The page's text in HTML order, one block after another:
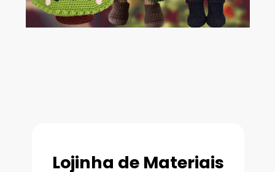
Lojinha de Materiais